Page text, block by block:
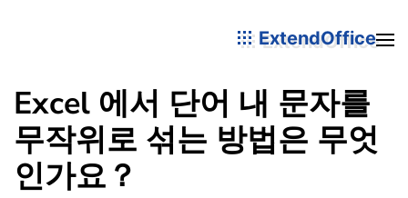
ExtendOffice
Excel 에서 단어 내 문자를
무작위로 섞는 방법은 무엇
인가요？